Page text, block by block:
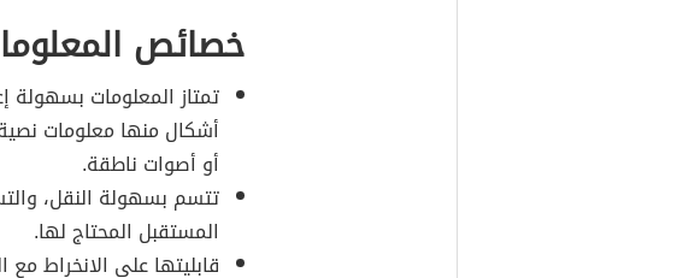
خصائص
تمتاز المعلومات بسهولة
أشكال منها معلومات
أو أصوات ناطقة.
تتسم بسهولة النقل،
المستقبل المحتاج لها.
قابليتها على الانخراط مع